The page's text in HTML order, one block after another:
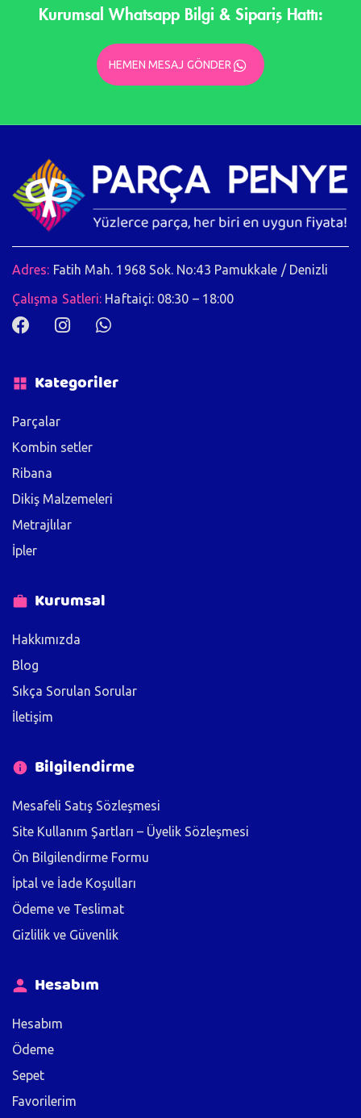
Kurumsal Whatsapp Bilgi & Sipariş Hattı:
HEMEN MESAJ GÖNDER
Adres: Fatih Mah. 1968 Sok. No:43 Pamukkale / Denizli
Çalışma Satleri: Haftaiçi: 08:30 – 18:00
Kategoriler
Parçalar
Kombin setler
Ribana
Dikiş Malzemeleri
Metrajlılar
İpler
Kurumsal
Hakkımızda
Blog
Sıkça Sorulan Sorular
İletişim
Bilgilendirme
Mesafeli Satış Sözleşmesi
Site Kullanım Şartları – Üyelik Sözleşmesi
Ön Bilgilendirme Formu
İptal ve İade Koşulları
Ödeme ve Teslimat
Gizlilik ve Güvenlik
Hesabım
Hesabım
Ödeme
Sepet
Favorilerim